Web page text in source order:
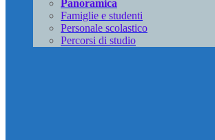
Panoramica
Famiglie e studenti
Personale scolastico
Percorsi di studio